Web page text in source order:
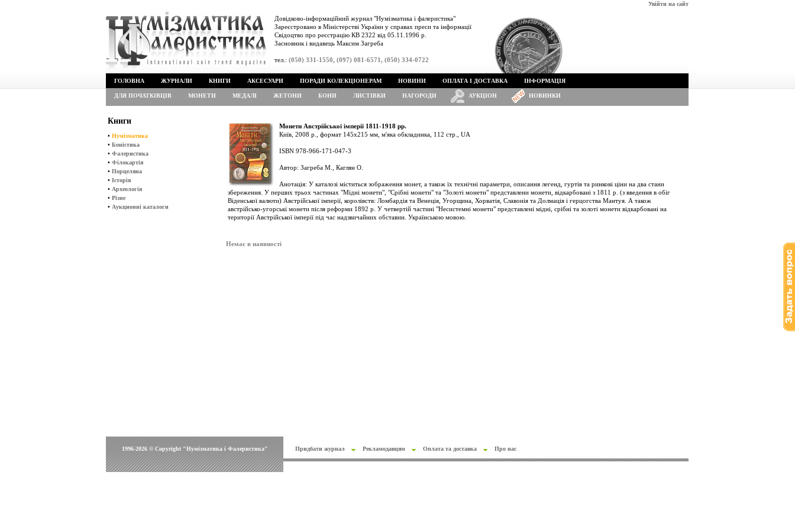
Увійти на сайт
Довідково-інформаційний журнал "Нумізматика і фалеристика"
Зареєстровано в Міністерстві України у справах преси та інформації
Свідоцтво про реєстрацію КВ 2322 від 05.11.1996 р.
Засновник і видавець Максим Загреба
тел.: (050) 331-1550, (097) 081-6571, (050) 334-0722
ГОЛОВНА ЖУРНАЛИ КНИГИ АКСЕСУАРИ ПОРАДИ КОЛЕКЦІОНЕРАМ НОВИНИ ОПЛАТА І ДОСТАВКА ІНФОРМАЦІЯ
ДЛЯ ПОЧАТКІВЦІВ МОНЕТИ МЕДАЛІ ЖЕТОНИ БОНИ ЛИСТІВКИ НАГОРОДИ АУКЦІОН НОВИНКИ
Книги
• Нумізматика
• Боністика
• Фалеристика
• Філокартія
• Порцеляна
• Історія
• Археологія
• Різне
• Аукционні каталоги
Монети Австрійської імперії 1811-1918 рр.
Київ, 2008 р., формат 145х215 мм, м'яка обкладинка, 112 стр., UA
ISBN 978-966-171-047-3
Автор: Загреба М., Каглян О.
Анотація: У каталозі міститься зображення монет, а також їх технічні параметри, описання легенд, гуртів та ринкові ціни на два стани
збереження. У перших трьох частинах "Мідні монети", "Срібні монети" та "Золоті монети" представлени монети, відкарбовані з 1811 р. (з введення в обіг
Віденської валюти) Австрійської імперії, королівств: Ломбардія та Венеція, Угорщина, Хорватія, Славонія та Долмація і герцогства Мантуя. А також
австрійсько-угорські монети після реформи 1892 р. У четвертій частині "Несистемні монети" представлені мідні, срібні та золоті монети відкарбовані на
території Австрійської імперії під час надзвичайних обставин. Українською мовою.
Немає в наявності
1996-2026 © Copyright "Нумізматика і Фалеристика" Придбати журнал Рекламодавцям Оплата та доставка Про нас